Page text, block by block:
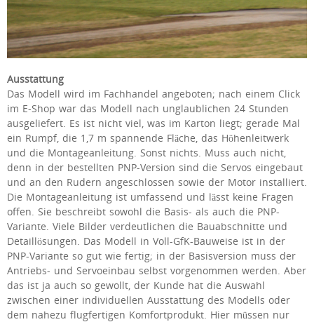
Ausstattung
Das Modell wird im Fachhandel angeboten; nach einem Click
im E-Shop war das Modell nach unglaublichen 24 Stunden
ausgeliefert. Es ist nicht viel, was im Karton liegt; gerade Mal
ein Rumpf, die 1,7 m spannende Fläche, das Höhenleitwerk
und die Montageanleitung. Sonst nichts. Muss auch nicht,
denn in der bestellten PNP-Version sind die Servos eingebaut
und an den Rudern angeschlossen sowie der Motor installiert.
Die Montageanleitung ist umfassend und lässt keine Fragen
offen. Sie beschreibt sowohl die Basis- als auch die PNP-
Variante. Viele Bilder verdeutlichen die Bauabschnitte und
Detaillösungen. Das Modell in Voll-GfK-Bauweise ist in der
PNP-Variante so gut wie fertig; in der Basisversion muss der
Antriebs- und Servoeinbau selbst vorgenommen werden. Aber
das ist ja auch so gewollt, der Kunde hat die Auswahl
zwischen einer individuellen Ausstattung des Modells oder
dem nahezu flugfertigen Komfortprodukt. Hier müssen nur